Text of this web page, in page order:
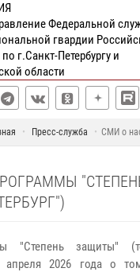
Федеральной
гвардии
г.Санкт-Петербургу и
области
Пресс-служба СМИ о
"Степень защиты"
апреля 2026 года о